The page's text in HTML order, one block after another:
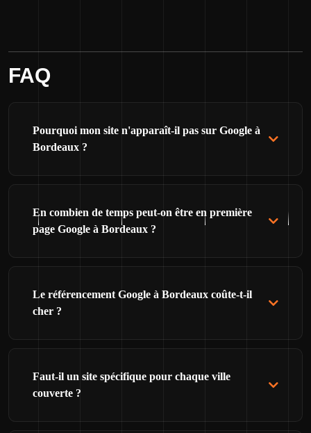
FAQ
Pourquoi mon site n'apparaît-il pas sur Google à
Bordeaux ?
En combien de temps peut-on être en première
page Google à Bordeaux ?
Le référencement Google à Bordeaux coûte-t-il
cher ?
Faut-il un site spécifique pour chaque ville
couverte ?